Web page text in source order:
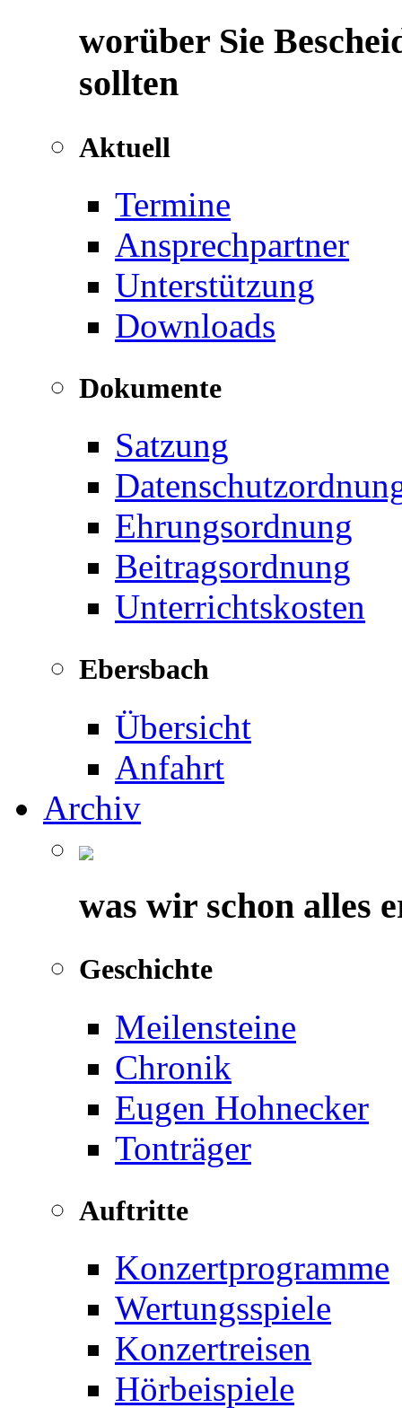
worüber Sie
sollten
Aktuell
Termine
Ansprechpartner
Unterstützung
Downloads
Dokumente
Satzung
Ehrungsordnung
Beitragsordnung
Unterrichtskosten
Ebersbach
Übersicht
Anfahrt
Archiv
was wir schon alles
Geschichte
Meilensteine
Chronik
Eugen Hohnecker
Tonträger
Auftritte
Konzertprogramme
Wertungsspiele
Konzertreisen
Hörbeispiele